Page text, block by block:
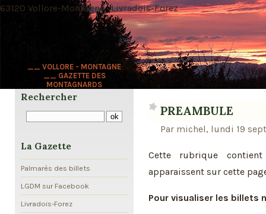
__ VOLLORE - MONTAGNE
__ GAZETTE DES
MONTAGNARDS
63120 Vollore-Montagne · Livradois-Forez
PREAMBULE
Par michel, lundi 19
Cette rubrique
apparaissent sur cette
Pour visualiser les billets
Rechercher
La Gazette
Palmarès des billets
LGDM sur Facebook
Livradois-Forez